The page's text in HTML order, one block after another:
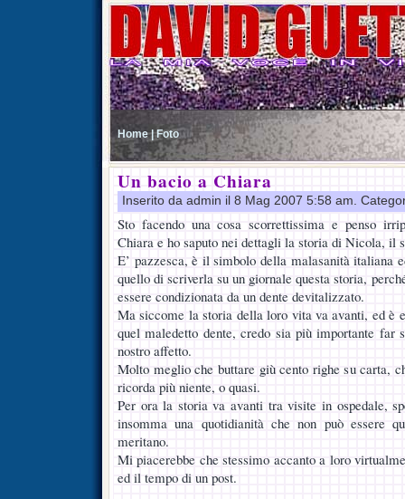
Home | Foto
Un bacio a Chiara
Inserito da admin il 8 Mag 2007 5:58 am.
Sto facendo una cosa scorrettissima e penso
Chiara e ho saputo nei dettagli la storia di Nicola, il
E’ pazzesca, è il simbolo della malasanità italiana
quello di scriverla su un giornale questa storia,
essere condizionata da un dente devitalizzato.
Ma siccome la storia della loro vita va avanti, ed è
quel maledetto dente, credo sia più importante
nostro affetto.
Molto meglio che buttare giù cento righe su carta,
ricorda più niente, o quasi.
Per ora la storia va avanti tra visite in ospedale,
insomma una quotidianità che non può essere
meritano.
Mi piacerebbe che stessimo accanto a loro
ed il tempo di un post.